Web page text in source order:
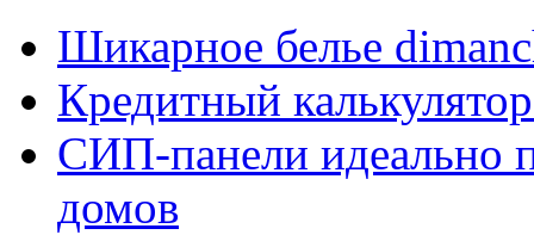
Шикарное белье
Кредитный
СИП-панели идеально
домов